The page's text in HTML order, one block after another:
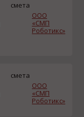
смета
ООО
«СМП
Роботикс»
смета
ООО
«СМП
Роботикс»